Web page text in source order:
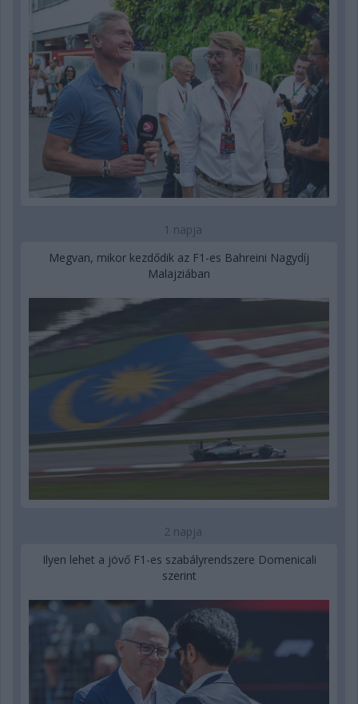
1 napja
Megvan, mikor kezdődik az F1-es Bahreini Nagydíj
Malajziában
2 napja
Ilyen lehet a jövő F1-es szabályrendszere Domenicali
szerint